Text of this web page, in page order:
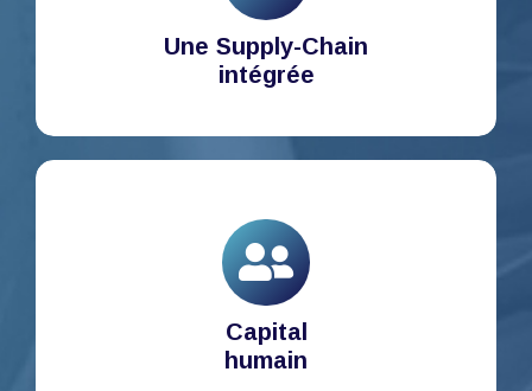
Une Supply-Chain
intégrée
Capital
humain